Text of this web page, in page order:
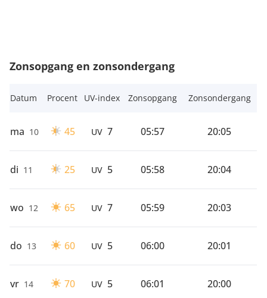
Zonsopgang en zonsondergang
Datum Procent UV-index Zonsopgang Zonsondergang
ma 10 45 UV 7 05:57 20:05
di 11 25 UV 5 05:58 20:04
wo 12 65 UV 7 05:59 20:03
do 13 60 UV 5 06:00 20:01
vr 14 70 UV 5 06:01 20:00